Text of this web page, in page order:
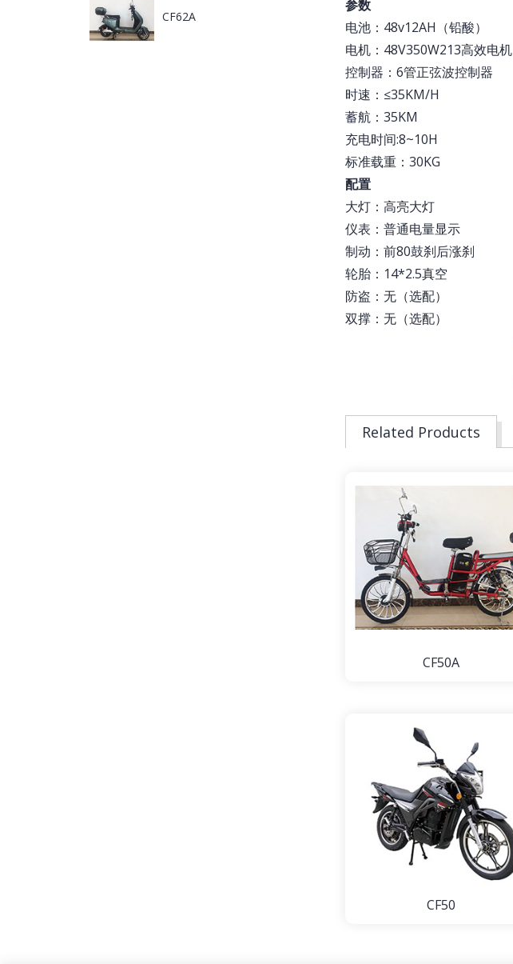
CF62A
参数
电池：48v12AH（铅酸）
电机：48V350W213高效电机
控制器：6管正弦波控制器
时速：≤35KM/H
蓄航：35KM
充电时间:8~10H
标准载重：30KG
配置
大灯：高亮大灯
仪表：普通电量显示
制动：前80鼓刹后涨刹
轮胎：14*2.5真空
防盗：无（选配）
双撑：无（选配）
Related Products
CF50A
CF50